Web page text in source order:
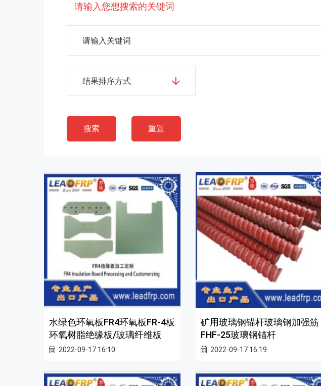
请输入您想搜索的关键词
结果排序方式
搜索 重置
水绿色环氧板FR4环氧板FR-4板
环氧树脂绝缘板/玻璃纤维板
2022-09-17 16:10
矿用玻璃钢锚杆玻璃钢加强筋
FHF-25玻璃钢锚杆
2022-09-17 16:19